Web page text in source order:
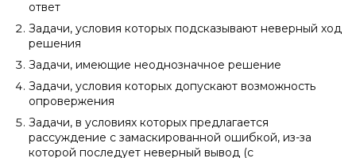
ответ
Задачи, условия которых подсказывают неверный ход
решения
Задачи, имеющие неоднозначное решение
Задачи, условия которых допускают возможность
опровержения
Задачи, в условиях которых предлагается
рассуждение с замаскированной ошибкой, из-за
которой последует неверный вывод (с